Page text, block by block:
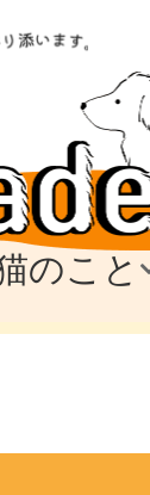
のこと